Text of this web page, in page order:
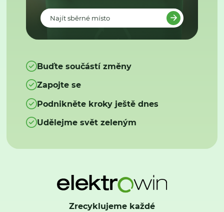
Najít sběrné místo
Buďte součástí změny
Zapojte se
Podnikněte kroky ještě dnes
Udělejme svět zeleným
Zrecyklujeme každé